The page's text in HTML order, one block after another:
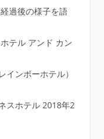
過後の様子を語
テル アンド カン
インボーホテル）
スホテル 2018年2